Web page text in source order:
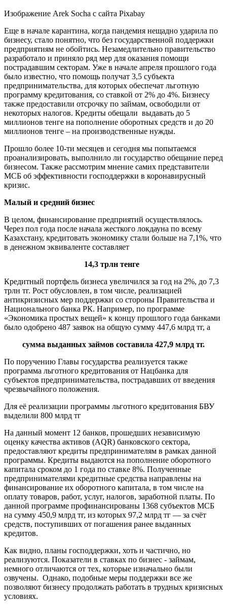
Изображение Arek Socha с сайта Pixabay
Еще в начале карантина, когда пандемия нещадно ударила по
бизнесу, стало понятно, что без государственной поддержки
предприятиям не обойтись. Незамедлительно правительство
разработало и приняло ряд мер для оказания помощи
пострадавшим секторам. Уже в начале апреля прошлого года
было известно, что помощь получат 3,5 субъекта
предпринимательства, для которых обеспечат льготную
программу кредитования, со ставкой от 2% до 4%. Бизнесу
также предоставили отсрочку по займам, освободили от
некоторых налогов. Кредиты обещали выдавать до 5
миллионов тенге на пополнение оборотных средств и до 20
миллионов тенге – на производственные нужды.
Прошло более 10-ти месяцев и сегодня мы попытаемся
проанализировать, выполнило ли государство обещание перед
бизнесом. Также рассмотрим мнение самих представители
МСБ об эффективности господдержки в коронавирусный
кризис.
Малый и средний бизнес
В целом, финансирование предприятий осуществлялось.
Через пол года после начала жесткого локдауна по всему
Казахстану, кредитовать экономику стали больше на 7,1%, что
в денежном эквиваленте составляет
14,3 трлн тенге
Кредитный портфель бизнеса увеличился за год на 2%, до 7,3
трлн тг. Рост обусловлен, в том числе, реализацией
антикризисных мер поддержки со стороны Правительства и
Национального банка РК. Например, по программе
«Экономика простых вещей» к концу прошлого года банками
было одобрено 487 заявок на общую сумму 447,6 млрд тг, а
сумма выданных займов составила 427,9 млрд тг.
По поручению Главы государства реализуется также
программа льготного кредитования от Нацбанка для
субъектов предпринимательства, пострадавших от введения
чрезвычайного положения.
Для её реализации программы льготного кредитования БВУ
выделили 800 млрд тг
На данный момент 12 банков, прошедших независимую
оценку качества активов (AQR) банковского сектора,
предоставляют кредиты предпринимателям в рамках данной
программы. Кредиты выдаются на пополнение оборотного
капитала сроком до 1 года по ставке 8%. Полученные
предпринимателями кредитные средства направлены на
финансирование их оборотного капитала, в том числе на
оплату товаров, работ, услуг, налогов, заработной платы. По
данной программе профинансированы 1368 субъектов МСБ
на сумму 450,9 млрд тг, из которых 97,2 млрд тг — за счёт
средств, поступивших от погашения ранее выданных
кредитов.
Как видно, планы господдержки, хоть и частично, но
реализуются. Показатели в ставках по бизнес - займам,
немного отличаются от тех, которые изначально были
озвучены. Однако, подобные меры поддержки все же
позволяют бизнесу продолжать работать в трудных кризисных
условиях.